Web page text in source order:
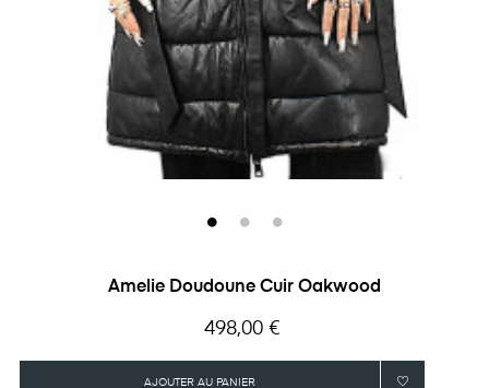
Amelie Doudoune Cuir Oakwood
Prix
498,00 €
AJOUTER AU PANIER